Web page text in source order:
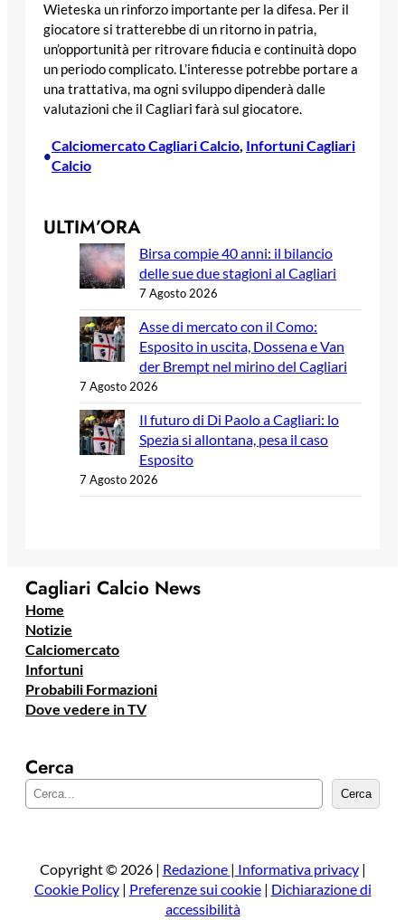
Wieteska un rinforzo importante per la difesa. Per il
giocatore si tratterebbe di un ritorno in patria,
un’opportunità per ritrovare fiducia e continuità dopo
un periodo complicato. L’interesse potrebbe portare a
una trattativa, ma ogni sviluppo dipenderà dalle
valutazioni che il Cagliari farà sul giocatore.
•
Calciomercato Cagliari Calcio, Infortuni Cagliari
Calcio
ULTIM’ORA
Birsa compie 40 anni: il bilancio
delle sue due stagioni al Cagliari
7 Agosto 2026
Asse di mercato con il Como:
Esposito in uscita, Dossena e Van
der Brempt nel mirino del Cagliari
7 Agosto 2026
Il futuro di Di Paolo a Cagliari: lo
Spezia si allontana, pesa il caso
Esposito
7 Agosto 2026
Cagliari Calcio News
Home
Notizie
Calciomercato
Infortuni
Probabili Formazioni
Dove vedere in TV
Cerca
e
a
Cerca
Copyright © 2026 | Redazione | Informativa privacy|
Cookie Policy| Preferenze sui cookie| Dichiarazione di
accessibilità